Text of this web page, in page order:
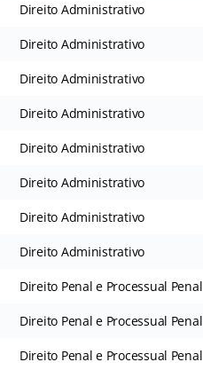
Direito Administrativo
Direito Administrativo
Direito Administrativo
Direito Administrativo
Direito Administrativo
Direito Administrativo
Direito Administrativo
Direito Administrativo
Direito Penal e Processual Penal
Direito Penal e Processual Penal
Direito Penal e Processual Penal